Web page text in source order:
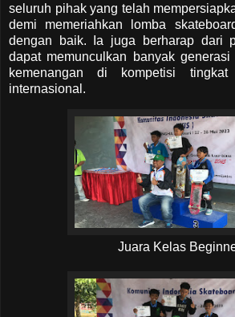
seluruh pihak yang telah
demi memeriahkan lomba
dengan baik. Ia juga berharap dari
dapat memunculkan banyak
kemenangan di kompetisi
internasional.
Juara Kelas